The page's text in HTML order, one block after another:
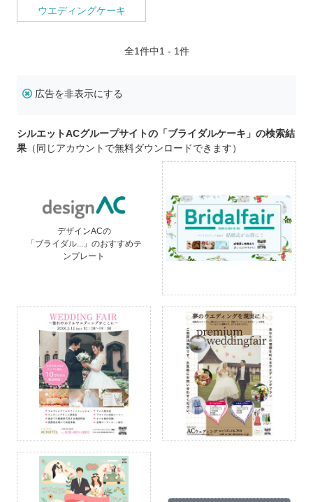
ウエディングケーキ
全1件中1 - 1件
広告を非表示にする
シルエットACグループサイトの「ブライダルケーキ」の検索結
果 （同じアカウントで無料ダウンロードできます）
デザインACの
「ブライダル...」のおすすめテ
ンプレート